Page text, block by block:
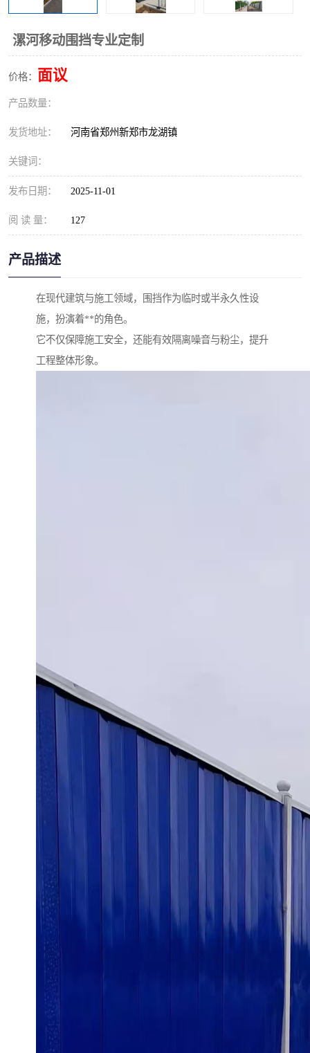
漯河移动围挡专业定制
价格： 面议
产品数量：
发货地址： 河南省郑州新郑市龙湖镇
关键词：
发布日期： 2025-11-01
阅 读 量： 127
产品描述
在现代建筑与施工领域，围挡作为临时或半永久性设
施，扮演着**的角色。
它不仅保障施工安全，还能有效隔离噪音与粉尘，提升
工程整体形象。